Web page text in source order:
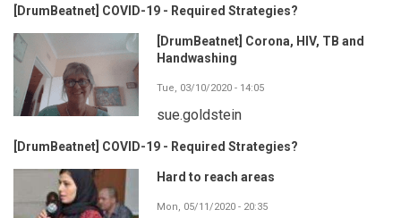
[DrumBeatnet] COVID-19 - Required Strategies?
[DrumBeatnet] Corona, HIV, TB and
Handwashing
Tue, 03/10/2020 - 14:05
sue.goldstein
[DrumBeatnet] COVID-19 - Required Strategies?
Hard to reach areas
Mon, 05/11/2020 - 20:35